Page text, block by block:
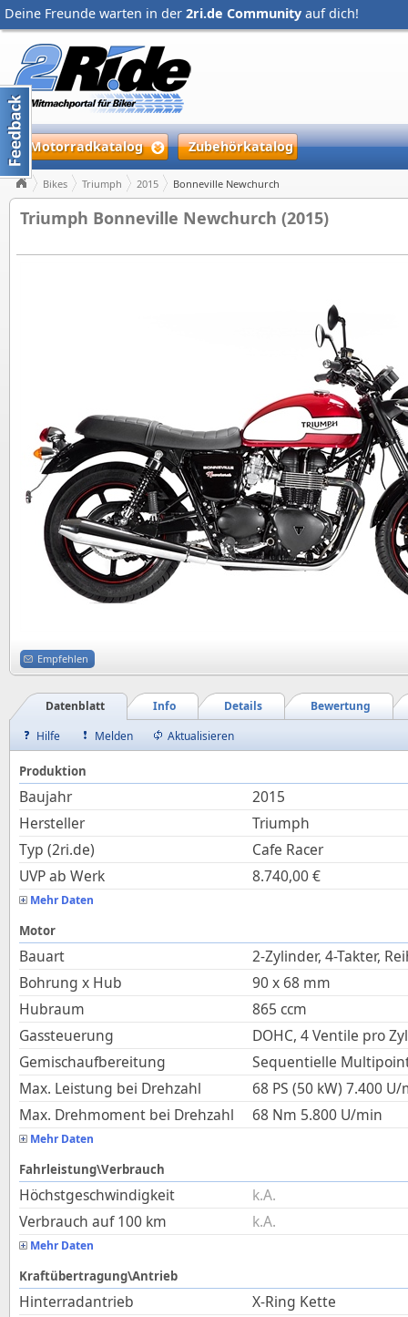
Deine Freunde warten in der 2ri.de Community auf dich!
Motorradkatalog Zubehörkatalog
Bikes Triumph 2015 Bonneville Newchurch
Triumph Bonneville Newchurch (2015)
Empfehlen
Bewertung
Details
Info
Datenblatt
Hilfe
Melden Aktualisieren
Produktion
Baujahr
2015
Hersteller
Triumph
Typ (2ri.de)
Cafe Racer
UVP ab Werk
8.740,00€
Mehr Daten
Motor
Bauart
2-Zylinder, 4-Takter,
Bohrung x Hub
90x 68 mm
Hubraum
865 ccm
Gassteuerung
DOHC, 4 Ventile pro
Gemischaufbereitung
Sequentielle
Max. Leistung bei Drehzahl
68 PS (50 kW) 7.400 U/
Max. Drehmoment bei Drehzahl
68 Nm 5.800 U/min
Mehr Daten
Fahrleistung\Verbrauch
Höchstgeschwindigkeit
k.A.
Verbrauch auf 100 km
k.A.
Mehr Daten
Kraftübertragung\Antrieb
Hinterradantrieb
X-Ring Kette